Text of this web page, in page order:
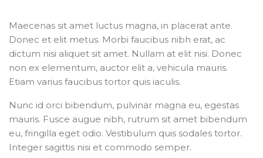
Maecenas sit amet luctus magna, in placerat ante.
Donec et elit metus. Morbi faucibus nibh erat, ac
dictum nisi aliquet sit amet. Nullam at elit nisi. Donec
non ex elementum, auctor elit a, vehicula mauris.
Etiam varius faucibus tortor quis iaculis.
Nunc id orci bibendum, pulvinar magna eu, egestas
mauris. Fusce augue nibh, rutrum sit amet bibendum
eu, fringilla eget odio. Vestibulum quis sodales tortor.
Integer sagittis nisi et commodo semper.